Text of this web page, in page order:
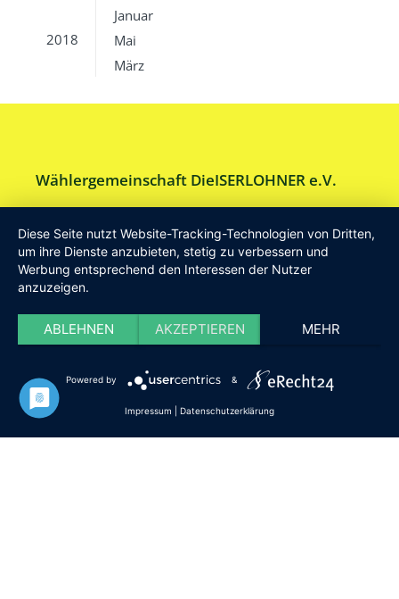
Januar
2018
Mai
März
Wählergemeinschaft DieISERLOHNER e.V.
Tel:Geschäftsstelle 02371-9748599
E-Mail:info [at] DieISERLOHNER.de
Website:
Haftung
Datenschutz Satzung Impressum
Diese Seite nutzt Website-Tracking-Technologien von Dritten,
um ihre Dienste anzubieten, stetig zu verbessern und
Werbung entsprechend den Interessen der Nutzer
anzuzeigen.
ABLEHNEN AKZEPTIEREN MEHR
Powered by &
Impressum Datenschutzerklärung